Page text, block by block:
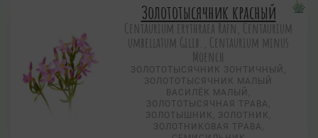
Золототысячник красный
Centaurium erythraea Rafn, Centaurium
umbellatum Gilib., Centaurium minus
Moench
ЗОЛОТОТЫСЯЧНИК ЗОНТИЧНЫЙ,
ЗОЛОТОТЫСЯЧНИК МАЛЫЙ
ВАСИЛЁК МАЛЫЙ,
ЗОЛОТОТЫСЯЧНАЯ ТРАВА,
ЗОЛОТЫШНИК, ЗОЛОТНИК,
ЗОЛОТНИКОВАЯ ТРАВА,